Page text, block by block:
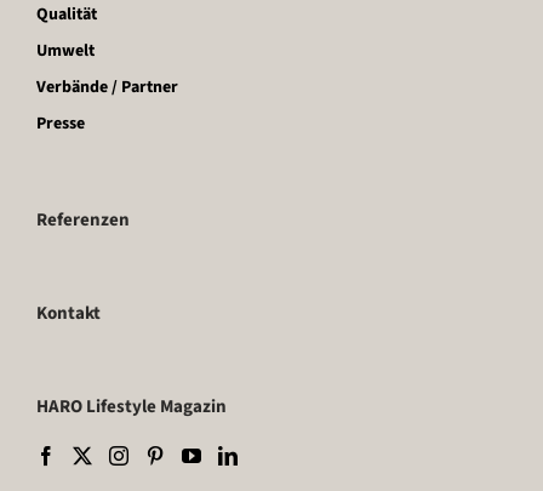
Qualität
Umwelt
Verbände / Partner
Presse
Referenzen
Kontakt
HARO Lifestyle Magazin